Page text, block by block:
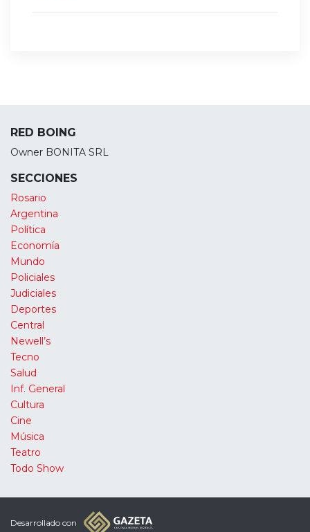
RED BOING
Owner BONITA SRL
SECCIONES
Rosario
Argentina
Política
Economía
Mundo
Policiales
Judiciales
Deportes
Central
Newell’s
Tecno
Salud
Inf. General
Cultura
Cine
Música
Teatro
Todo Show
Desarrollado con